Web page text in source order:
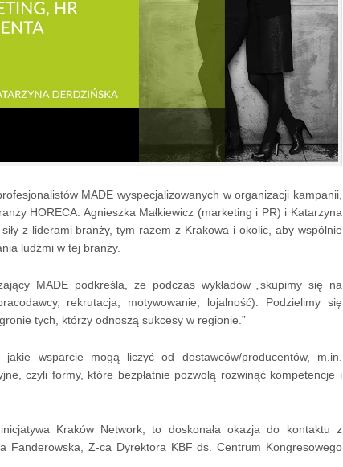
MADE wyspecjalizowanych w organizacji kampanii,
HORECA. Agnieszka Małkiewicz (marketing i PR) i Katarzyna
z liderami branży, tym razem z Krakowa i okolic, aby wspólnie
ludźmi w tej branży.
MADE podkreśla, że podczas wykładów „skupimy się na
rekrutacja, motywowanie, lojalność). Podzielimy się
tych, którzy odnoszą sukcesy w regionie.”
wsparcie mogą liczyć od dostawców/producentów, m.in.
czyli formy, które bezpłatnie pozwolą rozwinąć kompetencje i
Kraków Network, to doskonała okazja do kontaktu z
Fanderowska, Z-ca Dyrektora KBF ds. Centrum Kongresowego